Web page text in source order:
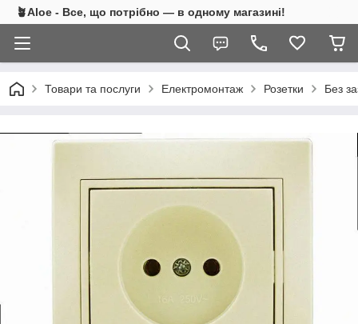
🪴Aloe - Все, що потрібно — в одному магазині!
Товари та послуги Електромонтаж Розетки Без